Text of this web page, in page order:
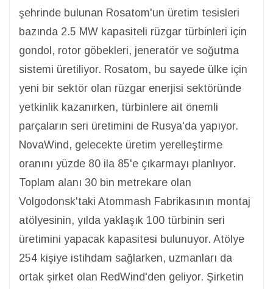
şehrinde bulunan Rosatom'un üretim tesisleri
bazında 2.5 MW kapasiteli rüzgar türbinleri için
gondol, rotor göbekleri, jeneratör ve soğutma
sistemi üretiliyor. Rosatom, bu sayede ülke için
yeni bir sektör olan rüzgar enerjisi sektöründe
yetkinlik kazanırken, türbinlere ait önemli
parçaların seri üretimini de Rusya'da yapıyor.
NovaWind, gelecekte üretim yerelleştirme
oranını yüzde 80 ila 85'e çıkarmayı planlıyor.
Toplam alanı 30 bin metrekare olan
Volgodonsk'taki Atommash Fabrikasının montaj
atölyesinin, yılda yaklaşık 100 türbinin seri
üretimini yapacak kapasitesi bulunuyor. Atölye
254 kişiye istihdam sağlarken, uzmanları da
ortak şirket olan RedWind'den geliyor. Şirketin